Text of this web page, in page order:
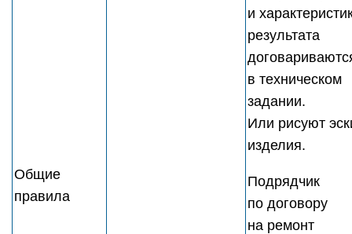
Общие
правила
и
результата
в техническом
задании.
Или рисуют
изделия.
Подрядчик
по договору
на ремонт